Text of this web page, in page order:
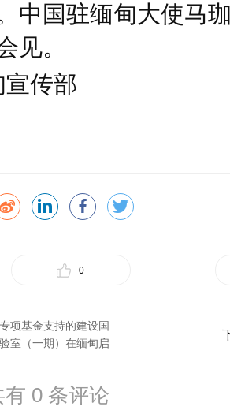
中国驻缅甸大使马
见。
宣传部
0
项基金支持的建设国
室（一期）在缅甸启
有 0 条评论